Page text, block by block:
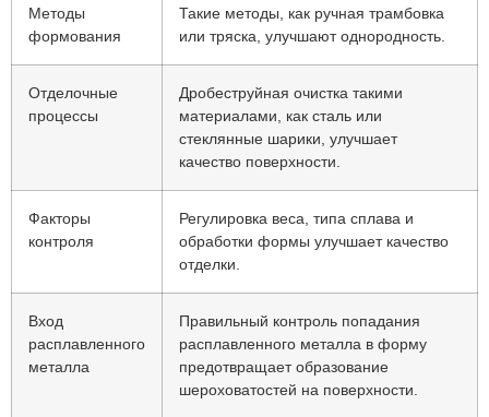
Методы
формования
Такие методы, как ручная трамбовка
или тряска, улучшают однородность.
Отделочные
процессы
Дробеструйная очистка такими
материалами, как сталь или
стеклянные шарики, улучшает
качество поверхности.
Факторы
контроля
Регулировка веса, типа сплава и
обработки формы улучшает качество
отделки.
Вход
расплавленного
металла
Правильный контроль попадания
расплавленного металла в форму
предотвращает образование
шероховатостей на поверхности.